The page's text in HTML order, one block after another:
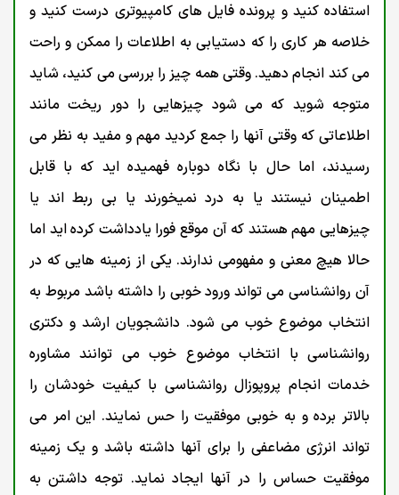
استفاده کنید و پرونده فایل های کامپیوتری درست کنید و
خلاصه هر کاری را که دستیابی به اطلاعات را ممکن و راحت
می کند انجام دهید. وقتی همه چیز را بررسی می کنید، شاید
متوجه شوید که می شود چیزهایی را دور ریخت مانند
اطلاعاتی که وقتی آنها را جمع کردید مهم و مفید به نظر می
رسیدند، اما حال با نگاه دوباره فهمیده اید که با قابل
اطمینان نیستند یا به درد نمیخورند یا بی ربط اند یا
چیزهایی مهم هستند که آن موقع فورا یادداشت کرده اید اما
حالا هیچ معنی و مفهومی ندارند. یکی از زمینه هایی که در
آن روانشناسی می تواند ورود خوبی را داشته باشد مربوط به
انتخاب موضوع خوب می شود. دانشجویان ارشد و دکتری
روانشناسی با انتخاب موضوع خوب می توانند مشاوره
خدمات انجام پروپوزال روانشناسی با کیفیت خودشان را
بالاتر برده و به خوبی موفقیت را حس نمایند. این امر می
تواند انرژی مضاعفی را برای آنها داشته باشد و یک زمینه
موفقیت حساس را در آنها ایجاد نماید. توجه داشتن به